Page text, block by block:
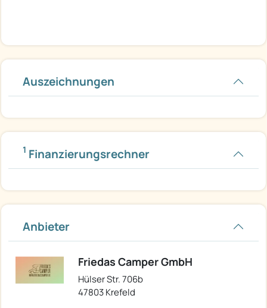
Auszeichnungen
1 Finanzierungsrechner
Anbieter
Friedas Camper GmbH
Hülser Str. 706b
47803 Krefeld